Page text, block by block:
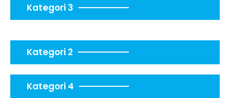
Kategori 3
Kategori 2
Kategori 4